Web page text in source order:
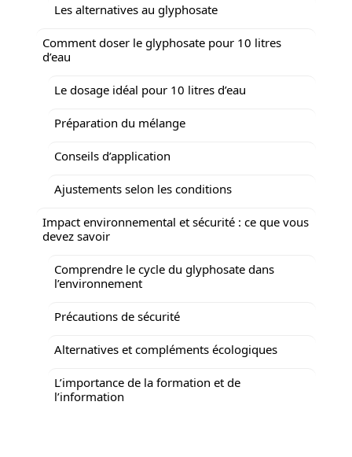
Les alternatives au glyphosate
Comment doser le glyphosate pour 10 litres
d’eau
Le dosage idéal pour 10 litres d’eau
Préparation du mélange
Conseils d’application
Ajustements selon les conditions
Impact environnemental et sécurité : ce que vous
devez savoir
Comprendre le cycle du glyphosate dans
l’environnement
Précautions de sécurité
Alternatives et compléments écologiques
L’importance de la formation et de
l’information